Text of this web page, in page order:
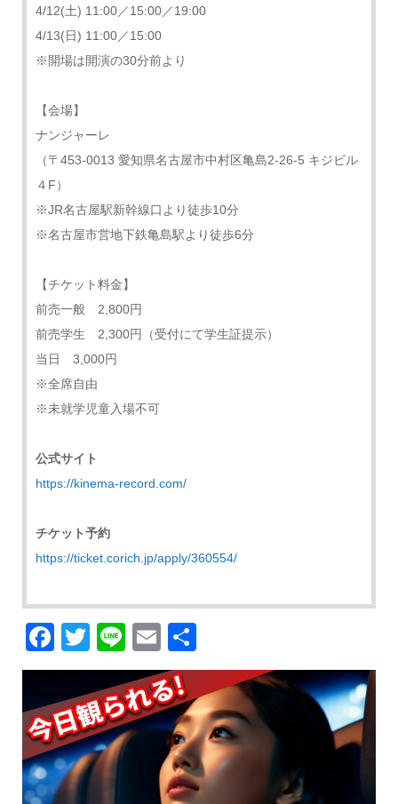
4/12(土) 11:00／15:00／19:00
4/13(日) 11:00／15:00
※開場は開演の30分前より
【会場】
ナンジャーレ
（〒453-0013 愛知県名古屋市中村区亀島2-26-5 キジビル
４F）
※JR名古屋駅新幹線口より徒歩10分
※名古屋市営地下鉄亀島駅より徒歩6分
【チケット料金】
前売一般 2,800円
前売学生 2,300円（受付にて学生証提示）
当日 3,000円
※全席自由
※未就学児童入場不可
公式サイト
https://kinema-record.com/
チケット予約
https://ticket.corich.jp/apply/360554/
Facebook
Twitter
LineEmail
共
有